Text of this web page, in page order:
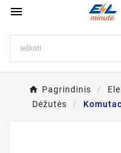

Pagrindinis
Dėžutės